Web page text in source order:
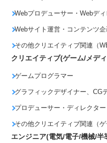
Webプロデューサー・Webデ
Webサイト運営・コンテンツ
その他クリエイティブ関連（
クリエイティブ(ゲーム/メデ
ゲームプログラマー
グラフィックデザイナー、CG
プロデューサー・ディレクター
その他クリエイティブ関連（ゲ
エンジニア(電気/電子/機械/半